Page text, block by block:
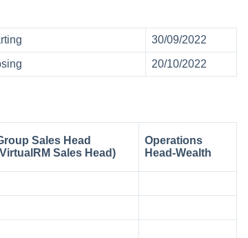
30/09/2022
20/10/2022
Sales Head
RM Sales Head)
Operations
Head-Wealth